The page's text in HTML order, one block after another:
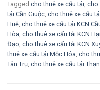
Tagged cho thuê xe cẩu tải, cho
tải Cần Giuộc, cho thuê xe cẩu
Huệ, cho thuê xe cẩu tải KCN
Hòa, cho thuê xe cẩu tải KCN
Đạo, cho thuê xe cẩu tải KCN
thuê xe cẩu tải Mộc Hóa, cho
Tân Trụ, cho thuê xe cẩu tải